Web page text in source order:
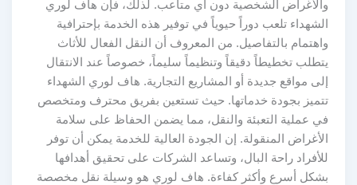
والأغراض الشخصية دون أي متاعب. لذلك، فإن هاف لوري
الشهداء تلعب دوراً حيوياً في توفير هذه الخدمة بإحترافية
واهتمام بالتفاصيل. من المعروف أن النقل الفعال للأثاث
يتطلب تخطيطاً دقيقاً وتنظيماً سليماً، خصوصاً عند الانتقال
إلى مواقع جديدة أو المشاريع التجارية. هاف لوري الشهداء
تتميز بجودة خدماتها. حيث تستعين بفريق محترف ومتخصص
في عملية التعبئة والنقل، مما يضمن الحفاظ على سلامة
الأغراض المنقولة. إن الجودة العالية للخدمة يمكن أن توفر
للأفراد راحة البال، وتساعد الشركات على تحقيق أهدافها
بشكل أسرع وأكثر كفاءة. هاف لوري هو وسيلة نقل مخصصة